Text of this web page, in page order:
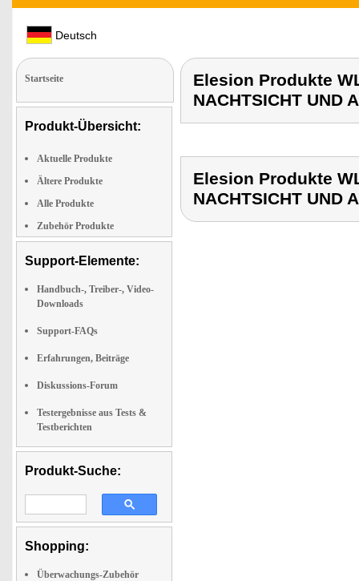
Deutsch
Startseite
Produkt-Übersicht:
Aktuelle Produkte
Ältere Produkte
Alle Produkte
Zubehör Produkte
Support-Elemente:
Handbuch-, Treiber-, Video-
Downloads
Support-FAQs
Erfahrungen, Beiträge
Diskussions-Forum
Testergebnisse aus Tests &
Testberichten
Produkt-Suche:
Shopping:
Überwachungs-Zubehör
Elesion Produkte
NACHTSICHT UND
Elesion Produkte
NACHTSICHT UND